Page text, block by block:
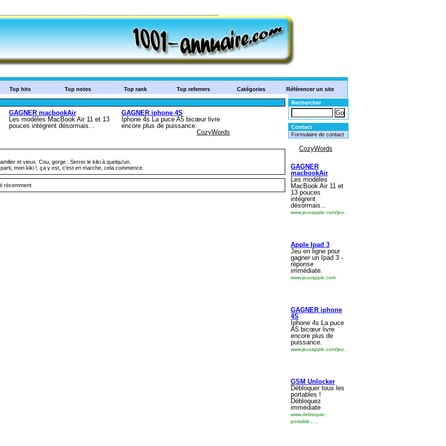
Top hits Top notes Top rank Top referrers Catégories Référencer un site
Rechercher
Contact
Formulaire de contact
et vieux. Cou, gorge : Serrer le kiki à quelqu'un.
mon kiki !, ça y est, c'est en marche, cela commence.
récemment